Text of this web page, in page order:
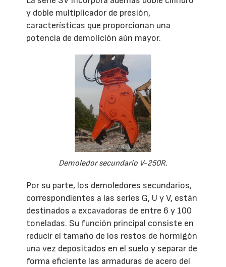
y doble multiplicador de presión,
características que proporcionan una
potencia de demolición aún mayor.
Demoledor secundario V-250R.
Por su parte, los demoledores secundarios,
correspondientes a las series G, U y V, están
destinados a excavadoras de entre 6 y 100
toneladas. Su función principal consiste en
reducir el tamaño de los restos de hormigón
una vez depositados en el suelo y separar de
forma eficiente las armaduras de acero del